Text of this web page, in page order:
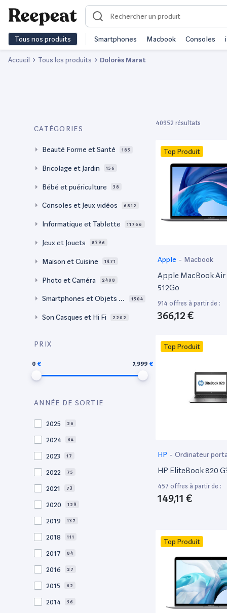
Tous nos produits Smartphones Macbook Consoles
Accueil Tous les produits Dolorès Marat
CATÉGORIES
Beauté Forme et Santé 185
Bricolage et Jardin 156
Bébé et puériculture 38
Consoles et Jeux vidéos 6812
Informatique et Tablette 11766
Jeux et Jouets 8396
Maison et Cuisine 1471
Photo et Caméra 2408
Smartphones et Objets c
1504
Son Casques et Hi Fi 2202
PRIX
0 7,999
ANNÉE DE SORTIE
2025 26
2024 64
2023 17
2022 75
2021 73
2020 129
2019 137
2018 111
2017 84
2016 27
2015 62
2014 36
40952 résultats
Top Produit
Apple - Macbook
Apple MacBook Air
512Go
914 offres à partir de :
366,12 €
Top Produit
HP - Ordinateur
HP EliteBook 820
457 offres à partir de :
149,11 €
Top Produit